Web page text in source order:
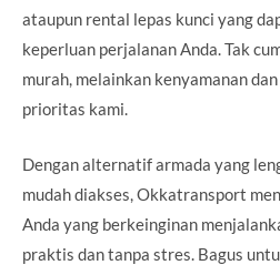
ataupun rental lepas kunci yang
keperluan perjalanan Anda. Tak
murah, melainkan kenyamanan
prioritas kami.
Dengan alternatif armada yang
mudah diakses, Okkatransport
Anda yang berkeinginan
praktis dan tanpa stres. Bagus